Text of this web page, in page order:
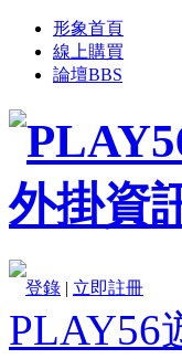
形象首頁
線上購買
論壇BBS
登錄 | 立即註冊
PLAY56